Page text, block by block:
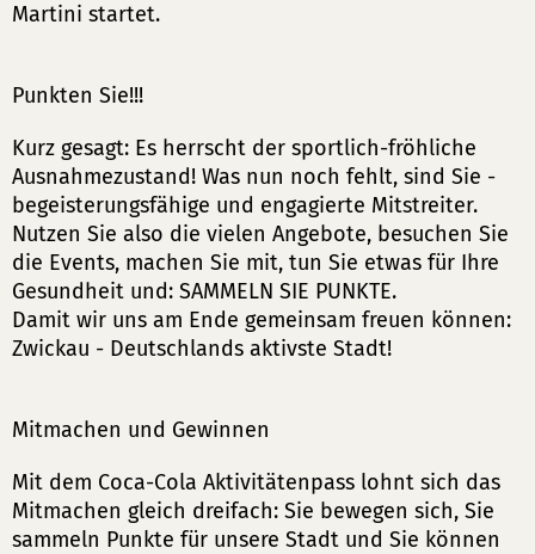
Martini startet.
Punkten Sie!!!
Kurz gesagt: Es herrscht der sportlich-fröhliche
Ausnahmezustand! Was nun noch fehlt, sind Sie -
begeisterungsfähige und engagierte Mitstreiter.
Nutzen Sie also die vielen Angebote, besuchen Sie
die Events, machen Sie mit, tun Sie etwas für Ihre
Gesundheit und: SAMMELN SIE PUNKTE.
Damit wir uns am Ende gemeinsam freuen können:
Zwickau - Deutschlands aktivste Stadt!
Mitmachen und Gewinnen
Mit dem Coca-Cola Aktivitätenpass lohnt sich das
Mitmachen gleich dreifach: Sie bewegen sich, Sie
sammeln Punkte für unsere Stadt und Sie können